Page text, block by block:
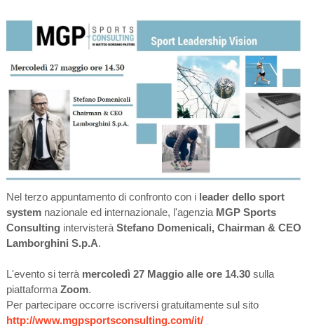
Nel terzo appuntamento di confronto con i leader dello sport
systemnazionale ed internazionale, l'agenzia MGP Sports
Consulting intervisterà Stefano Domenicali, Chairman & CEO
Lamborghini S.p.A.
L'evento si terrà mercoledì 27 Maggio alle ore 14.30sulla
piattaforma Zoom.
Per partecipare occorre iscriversi gratuitamente sul sito
http://www.mgpsportsconsulting.com/it/